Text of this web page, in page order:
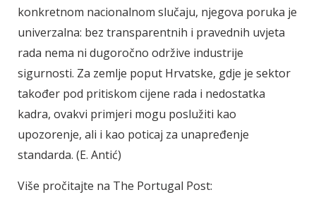
konkretnom nacionalnom slučaju, njegova poruka je
univerzalna: bez transparentnih i pravednih uvjeta
rada nema ni dugoročno održive industrije
sigurnosti. Za zemlje poput Hrvatske, gdje je sektor
također pod pritiskom cijene rada i nedostatka
kadra, ovakvi primjeri mogu poslužiti kao
upozorenje, ali i kao poticaj za unapređenje
standarda. (E. Antić)
Više pročitajte na The Portugal Post: